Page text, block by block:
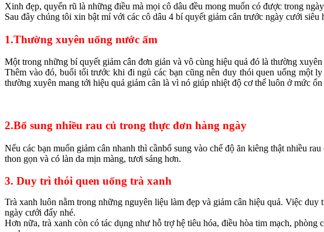
Xinh đẹp, quyến rũ là những điều mà mọi cô dâu đều mong muốn có được trong
Sau đây chúng tôi xin bật mí với các cô dâu 4 bí quyết giảm cân trước ngày cưới siêu
1.Thường xuyên uống nước ấm
Một trong những bí quyết giảm cân đơn giản và vô cùng hiệu quả đó là thường
Thêm vào đó, buổi tối trước khi đi ngủ các bạn cũng nên duy thói quen uống một
thường xuyên mang tới hiệu quả giảm cân là vì nó giúp nhiệt độ cơ thể luôn ở mức
2.Bổ sung nhiều rau củ trong thực đơn hàng ngày
Nếu các bạn muốn giảm cân nhanh thì cầnbổ sung vào chế độ ăn kiêng thật nhiều
thon gọn và có làn da mịn màng, tươi sáng hơn.
3. Duy trì thói quen uống trà xanh
Trà xanh luôn nằm trong những nguyên liệu làm đẹp và giảm cân hiệu quả. Việc
ngày cưới đấy nhé.
Hơn nữa, trà xanh còn có tác dụng như hỗ trợ hệ tiêu hóa, điều hòa tim mạch,